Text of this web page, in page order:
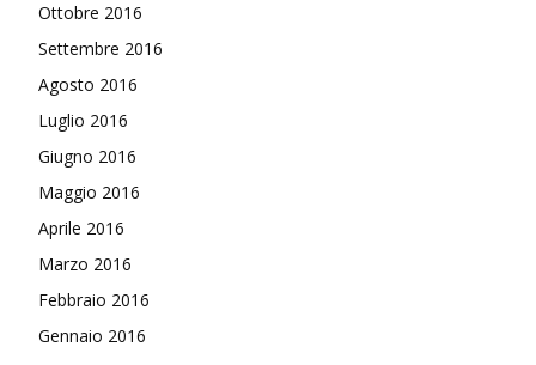
Ottobre 2016
Settembre 2016
Agosto 2016
Luglio 2016
Giugno 2016
Maggio 2016
Aprile 2016
Marzo 2016
Febbraio 2016
Gennaio 2016